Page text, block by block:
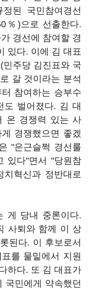
된 국민참여경선
％)으로 선출한다.
경선에 참여할 경
있다. 이에 김 대표
주당 김진표와 국
갈 것이라는 분석
참여하는 승부수
도 벌어졌다. 김 대
온 경쟁력 있는 사
경쟁했으면 좋겠
"은근슬쩍 경선룰
있다"면서 "당원참
혁신과 정반대로
게 당내 중론이다.
사퇴와 함께 이 상
된다. 이 후보로서
를 물밑에서 지원
하다. 또 김 대표가
국민에게 약속했던